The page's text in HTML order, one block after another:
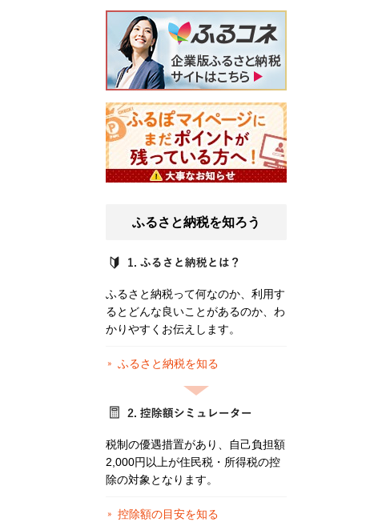
ふるさと納税を知ろう
ふるさと納税って何なのか、利用す
るとどんな良いことがあるのか、わ
かりやすくお伝えします。
ふるさと納税を知る
税制の優遇措置があり、自己負担額
2,000円以上が住民税・所得税の控
除の対象となります。
控除額の目安を知る